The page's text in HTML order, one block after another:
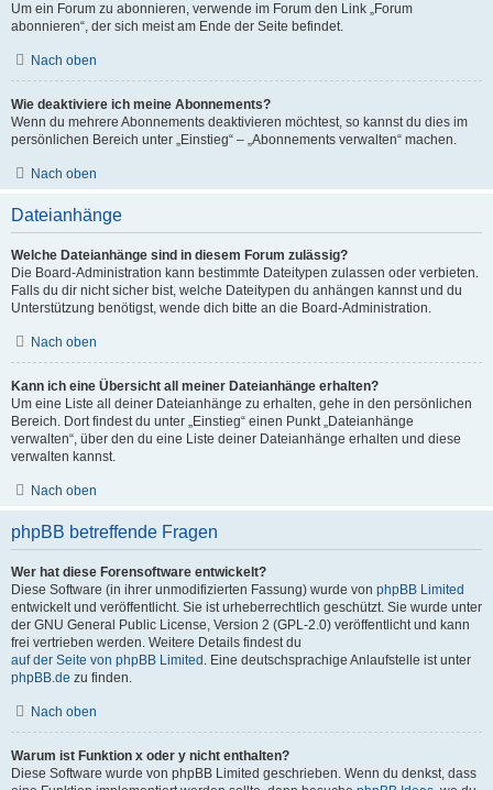
Um ein Forum zu abonnieren, verwende im Forum den Link „Forum
abonnieren“, der sich meist am Ende der Seite befindet.
Nach oben
Wie deaktiviere ich meine Abonnements?
Wenn du mehrere Abonnements deaktivieren möchtest, so kannst du dies im
persönlichen Bereich unter „Einstieg“ – „Abonnements verwalten“ machen.
Nach oben
Dateianhänge
Welche Dateianhänge sind in diesem Forum zulässig?
Die Board-Administration kann bestimmte Dateitypen zulassen oder verbieten.
Falls du dir nicht sicher bist, welche Dateitypen du anhängen kannst und du
Unterstützung benötigst, wende dich bitte an die Board-Administration.
Nach oben
Kann ich eine Übersicht all meiner Dateianhänge erhalten?
Um eine Liste all deiner Dateianhänge zu erhalten, gehe in den persönlichen
Bereich. Dort findest du unter „Einstieg“ einen Punkt „Dateianhänge
verwalten“, über den du eine Liste deiner Dateianhänge erhalten und diese
verwalten kannst.
Nach oben
phpBB betreffende Fragen
Wer hat diese Forensoftware entwickelt?
Diese Software (in ihrer unmodifizierten Fassung) wurde von phpBB Limited
entwickelt und veröffentlicht. Sie ist urheberrechtlich geschützt. Sie wurde unter
der GNU General Public License, Version 2 (GPL-2.0) veröffentlicht und kann
frei vertrieben werden. Weitere Details findest du
auf der Seite von phpBB Limited . Eine deutschsprachige Anlaufstelle ist unter
phpBB.de zu finden.
Nach oben
Warum ist Funktion x oder y nicht enthalten?
Diese Software wurde von phpBB Limited geschrieben. Wenn du denkst, dass